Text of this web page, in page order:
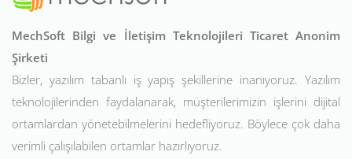
MechSoft Bilgi ve İletişim Teknolojileri Ticaret Anonim
Şirketi
Bizler, yazılım tabanlı iş yapış şekillerine inanıyoruz. Yazılım
teknolojilerinden faydalanarak, müşterilerimizin işlerini dijital
ortamlardan yönetebilmelerini hedefliyoruz. Böylece çok daha
verimli çalışılabilen ortamlar hazırlıyoruz.